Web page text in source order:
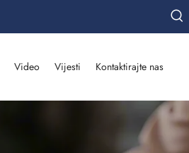
Video Vijesti Kontaktirajte nas